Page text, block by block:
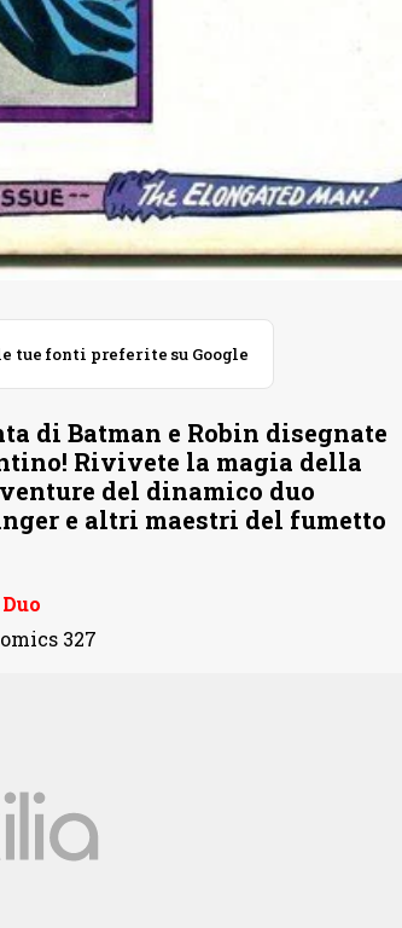
tue fonti preferite su Google
di Batman e Robin disegnate
Rivivete la magia della
del dinamico duo
e altri maestri del fumetto